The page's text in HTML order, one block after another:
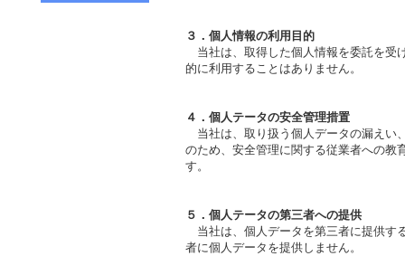
３．個人情報の利用目的
当社は、取得した個人情報を委託を受
的に利用することはありません。
４．個人テータの安全管理措置
当社は、取り扱う個人データの漏えい
のため、安全管理に関する従業者への教
す。
５．個人テータの第三者への提供
当社は、個人データを第三者に提供す
者に個人データを提供しません。